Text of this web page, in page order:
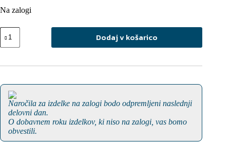
Na zalogi
CP-
Ploter
vrtljivim
količina
Dodaj v košarico
Naročila za izdelke na zalogi bodo odpremljeni naslednji
delovni dan.
O dobavnem roku izdelkov, ki niso na zalogi, vas bomo
obvestili.